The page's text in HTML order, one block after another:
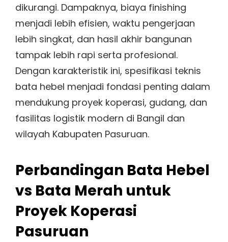
dikurangi. Dampaknya, biaya finishing
menjadi lebih efisien, waktu pengerjaan
lebih singkat, dan hasil akhir bangunan
tampak lebih rapi serta profesional.
Dengan karakteristik ini, spesifikasi teknis
bata hebel menjadi fondasi penting dalam
mendukung proyek koperasi, gudang, dan
fasilitas logistik modern di Bangil dan
wilayah Kabupaten Pasuruan.
Perbandingan Bata Hebel
vs Bata Merah untuk
Proyek Koperasi
Pasuruan